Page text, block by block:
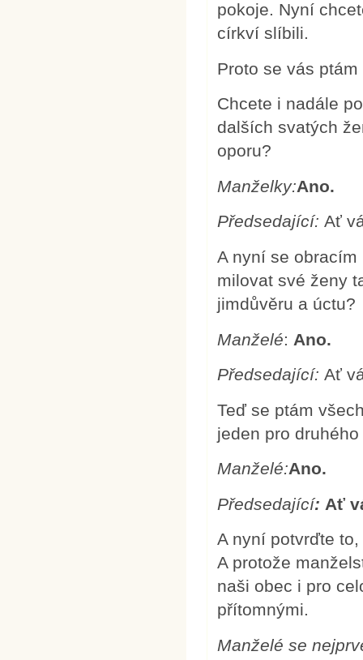
pokoje. Nyní
církví slíbili.
Proto se vás
Chcete i nadále
dalších svatých
oporu?
Manželky:Ano.
Předsedající:Ať
A nyní se
milovat své ženy
jimdůvěru a úctu?
Manželé: Ano.
Předsedající:Ať
Teď se ptám
jeden pro
Manželé:Ano.
Předsedající: Ať
A nyní potvrďte
A protože
naši obec i pro
přítomnými.
Manželé se